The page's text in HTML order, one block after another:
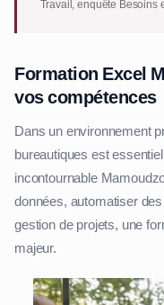
Travail, enquête
Formation Excel
vos compétences
Dans un environnement
bureautiques est
incontournable
données, automatiser
gestion de projets, une
majeur.